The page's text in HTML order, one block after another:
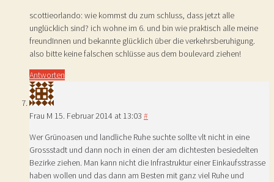
scottieorlando: wie kommst du zum schluss, dass jetzt alle
unglücklich sind? ich wohne im 6. und bin wie praktisch alle meine
freundInnen und bekannte glücklich über die verkehrsberuhigung.
also bitte keine falschen schlüsse aus dem boulevard ziehen!
Antworten
Frau M 15. Februar 2014 at 13:03 #
Wer Grünoasen und landliche Ruhe suchte sollte vlt nicht in eine
Grossstadt und dann noch in einen der am dichtesten besiedelten
Bezirke ziehen. Man kann nicht die Infrastruktur einer Einkaufsstrasse
haben wollen und das dann am Besten mit ganz viel Ruhe und